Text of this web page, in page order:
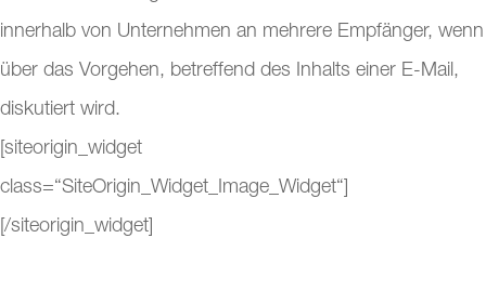
innerhalb von Unternehmen an mehrere Empfänger, wenn
über das Vorgehen, betreffend des Inhalts einer E-Mail,
diskutiert wird.
[siteorigin_widget
class=“SiteOrigin_Widget_Image_Widget“]
[/siteorigin_widget]